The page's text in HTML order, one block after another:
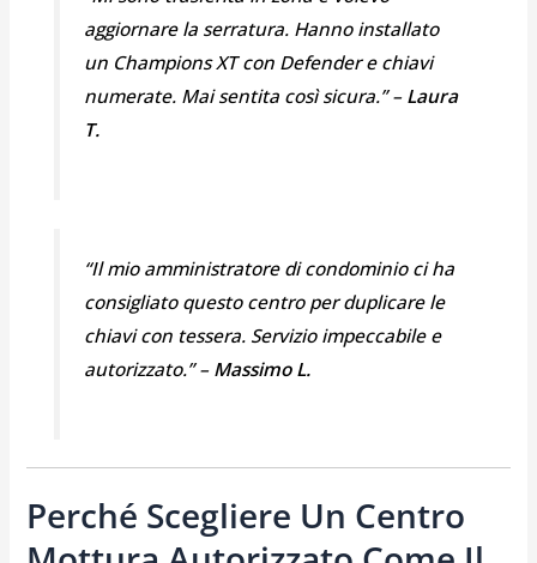
aggiornare la serratura. Hanno installato
un Champions XT con Defender e chiavi
numerate. Mai sentita così sicura.” –Laura
T.
“Il mio amministratore di condominio ci ha
consigliato questo centro per duplicare le
chiavi con tessera. Servizio impeccabile e
autorizzato.” –Massimo L.
Perché Scegliere Un Centro